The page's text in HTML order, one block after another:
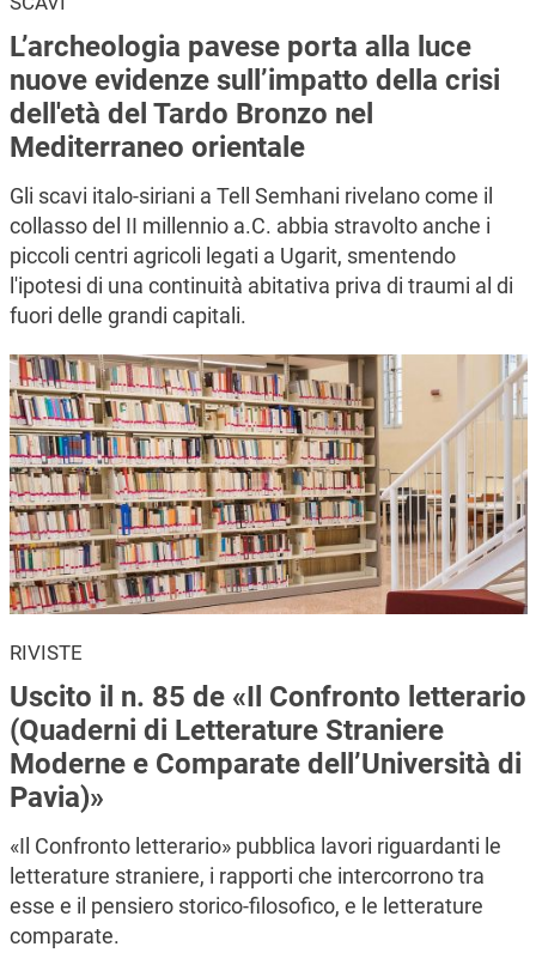
L’archeologia pavese porta alla luce
nuove evidenze sull’impatto della crisi
dell'età del Tardo Bronzo nel
Mediterraneo orientale
Gli scavi italo-siriani a Tell Semhani rivelano come il
collasso del II millennio a.C. abbia stravolto anche i
piccoli centri agricoli legati a Ugarit, smentendo
l'ipotesi di una continuità abitativa priva di traumi al di
fuori delle grandi capitali.
RIVISTE
Uscito il n. 85 de «Il Confronto letterario
(Quaderni di Letterature Straniere
Moderne e Comparate dell’Università di
Pavia)»
«Il Confronto letterario» pubblica lavori riguardanti le
letterature straniere, i rapporti che intercorrono tra
esse e il pensiero storico-filosofico, e le letterature
comparate.